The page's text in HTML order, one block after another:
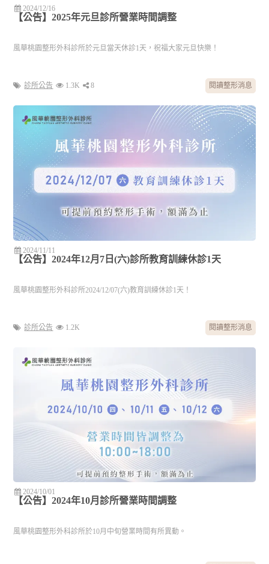
2024/12/16
【公告】2025年元旦診所營業時間調整
風華桃園整形外科診所於元旦當天休診1天，祝福大家元旦快樂！
診所公告 1.3K 8 閱讀整形消息
2024/11/11
【公告】2024年12月7日(六)診所教育訓練休診1天
風華桃園整形外科診所2024/12/07(六)教育訓練休診1天！
診所公告 1.2K 閱讀整形消息
2024/10/01
【公告】2024年10月診所營業時間調整
風華桃園整形外科診所於10月中旬營業時間有所異動。